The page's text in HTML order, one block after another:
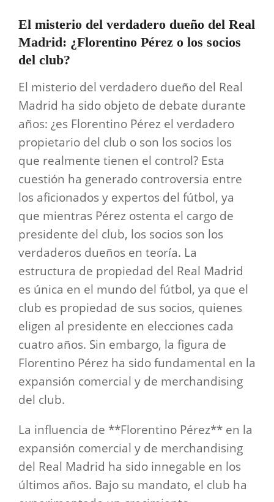
El misterio del verdadero dueño del Real
Madrid: ¿Florentino Pérez o los socios
del club?
El misterio del verdadero dueño del Real
Madrid ha sido objeto de debate durante
años: ¿es Florentino Pérez el verdadero
propietario del club o son los socios los
que realmente tienen el control? Esta
cuestión ha generado controversia entre
los aficionados y expertos del fútbol, ya
que mientras Pérez ostenta el cargo de
presidente del club, los socios son los
verdaderos dueños en teoría. La
estructura de propiedad del Real Madrid
es única en el mundo del fútbol, ya que el
club es propiedad de sus socios, quienes
eligen al presidente en elecciones cada
cuatro años. Sin embargo, la figura de
Florentino Pérez ha sido fundamental en la
expansión comercial y de merchandising
del club.
La influencia de **Florentino Pérez** en la
expansión comercial y de merchandising
del Real Madrid ha sido innegable en los
últimos años. Bajo su mandato, el club ha